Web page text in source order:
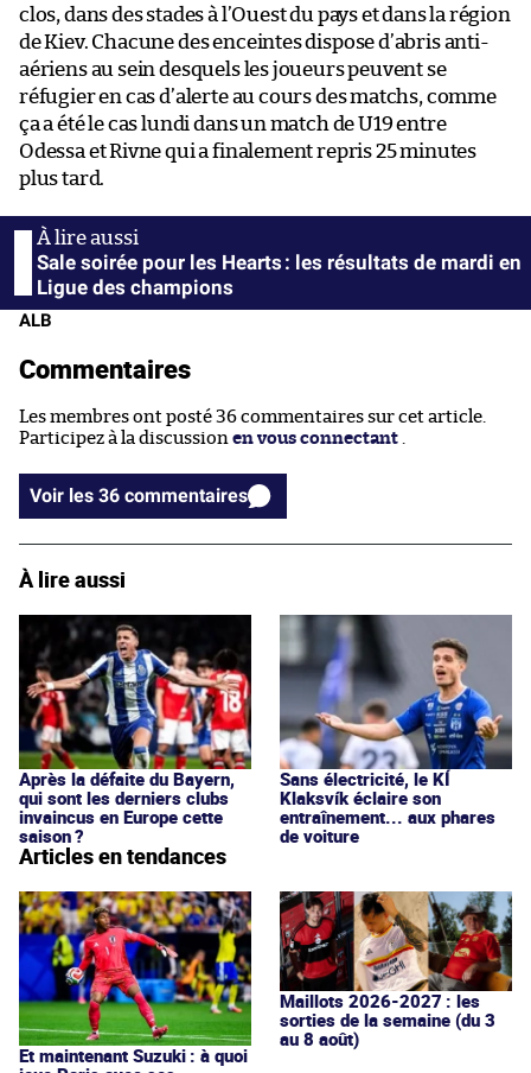
clos, dans des stades à l’Ouest du pays et dans la région
de Kiev. Chacune des enceintes dispose d’abris anti-
aériens au sein desquels les joueurs peuvent se
réfugier en cas d’alerte au cours des matchs, comme
ça a été le cas lundi dans un match de U19 entre
Odessa et Rivne qui a finalement repris 25 minutes
plus tard.
Sale soirée pour les Hearts : les résultats de mardi en
Ligue des champions
ALB
Commentaires
Les membres ont posté 36 commentaires sur cet article.
Participez à la discussion en vous connectant
Voir les 36 commentaires
À lire aussi
Après la défaite du Bayern,
qui sont les derniers clubs
invaincus en Europe cette
saison ?
Sans électricité, le KÍ
Klaksvík éclaire son
entraînement... aux phares
de voiture
Articles en tendances
Et maintenant Suzuki : à quoi
Maillots 2026-2027 : les
sorties de la semaine (du 3
au 8 août)